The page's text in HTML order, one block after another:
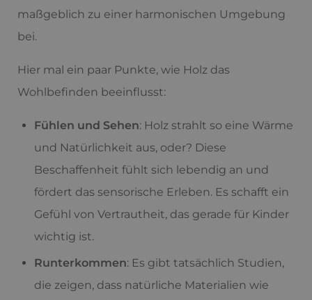
maßgeblich zu einer harmonischen Umgebung
bei.
Hier mal ein paar Punkte, wie Holz das
Wohlbefinden beeinflusst:
Fühlen und Sehen: Holz strahlt so eine Wärme
und Natürlichkeit aus, oder? Diese
Beschaffenheit fühlt sich lebendig an und
fördert das sensorische Erleben. Es schafft ein
Gefühl von Vertrautheit, das gerade für Kinder
wichtig ist.
Runterkommen: Es gibt tatsächlich Studien,
die zeigen, dass natürliche Materialien wie